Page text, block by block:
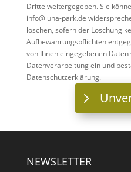
Dritte weitergegeben. Sie
info@luna-park.de
löschen, sofern der Löschung
Aufbewahrungspflichten
von Ihnen eingegebenen Daten
Datenverarbeitung ein und
Datenschutzerklärung.
NEWSLETTER